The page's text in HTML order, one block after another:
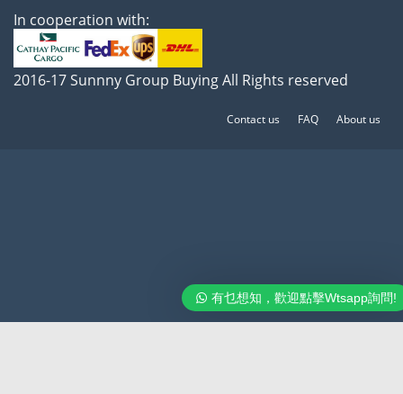
有乜想知，歡迎點擊Wtsapp詢問!
In cooperation with:
2016-17 Sunnny Group Buying All Rights reserved
Contact us FAQ About us